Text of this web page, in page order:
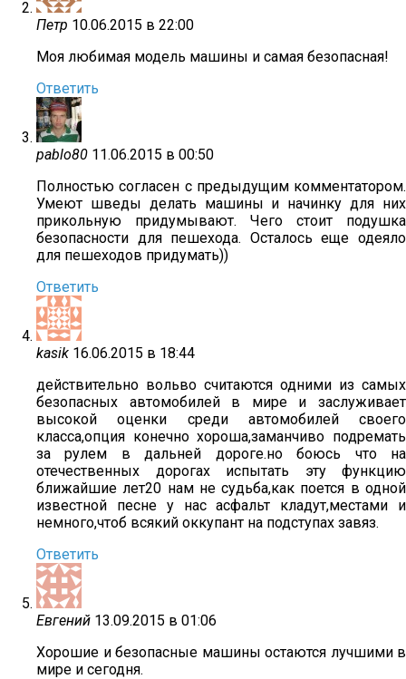
Петр 10.06.2015 в 22:00
Моя любимая модель машины и самая безопасная!
Ответить
pablo80 11.06.2015 в 00:50
Полностью согласен с предыдущим комментатором.
Умеют шведы делать машины и начинку для них
прикольную придумывают. Чего стоит подушка
безопасности для пешехода. Осталось еще одеяло
для пешеходов придумать))
Ответить
kasik 16.06.2015 в 18:44
действительно вольво считаются одними из самых
безопасных автомобилей в мире и заслуживает
высокой оценки среди автомобилей своего
класса,опция конечно хороша,заманчиво подремать
за рулем в дальней дороге.но боюсь что на
отечественных дорогах испытать эту функцию
ближайшие лет20 нам не судьба,как поется в одной
известной песне у нас асфальт кладут,местами и
немного,чтоб всякий оккупант на подступах завяз.
Ответить
Евгений 13.09.2015 в 01:06
Хорошие и безопасные машины остаются лучшими в
мире и сегодня.